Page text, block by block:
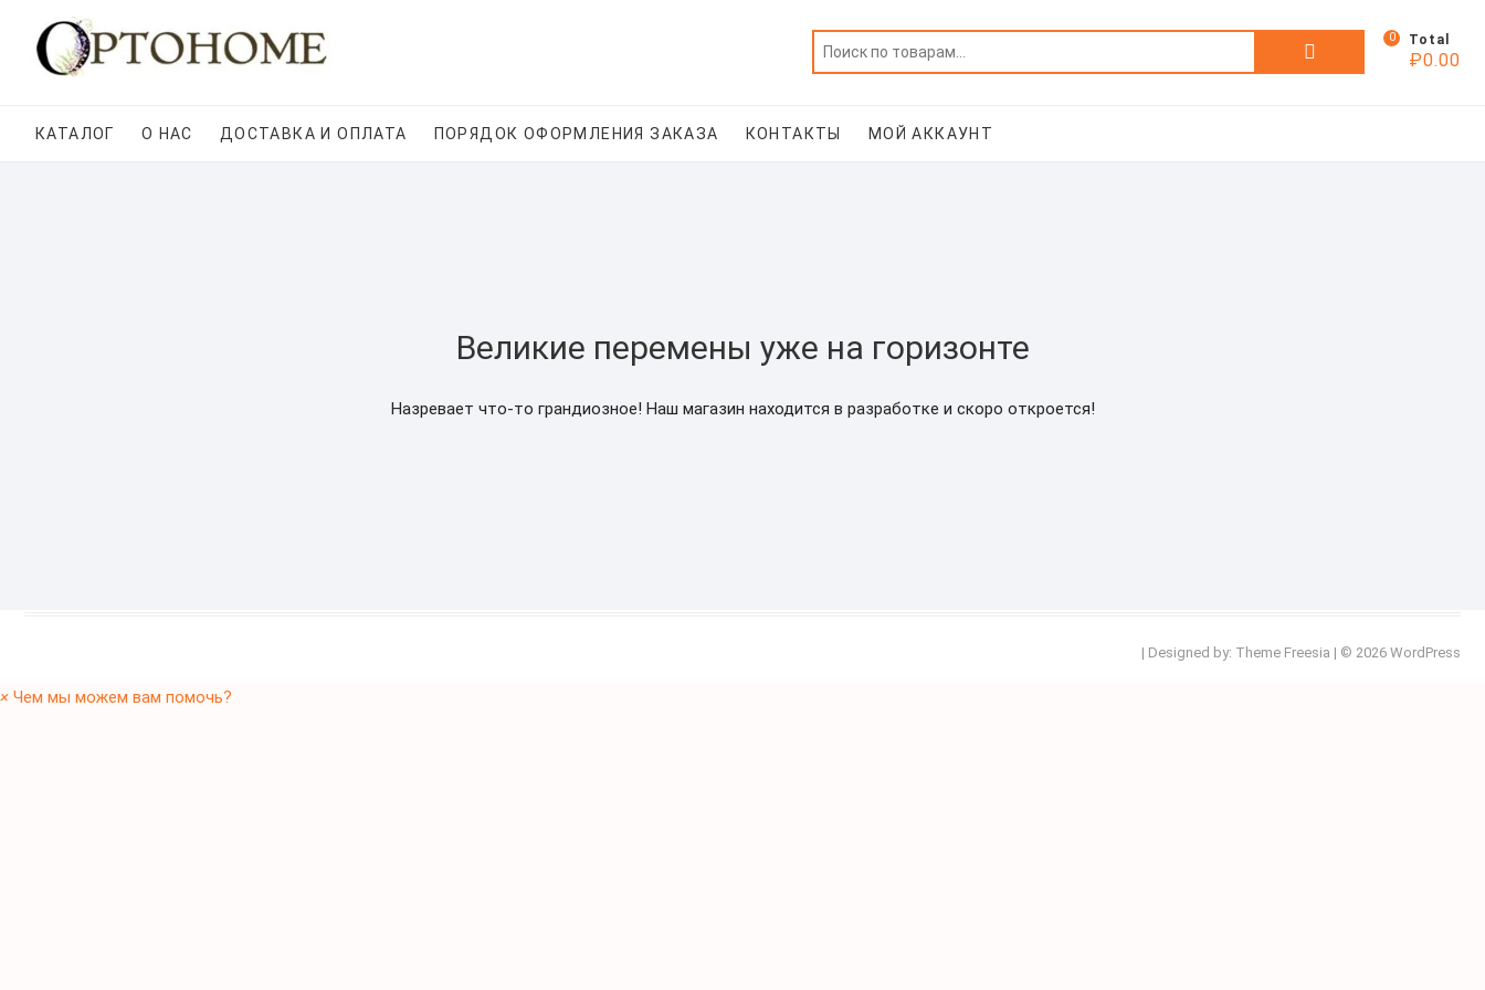
content
Искать: 0 Total
₽0.00
КАТАЛОГ О НАС ДОСТАВКА И ОПЛАТА ПОРЯДОК ОФОРМЛЕНИЯ ЗАКАЗА КОНТАКТЫ МОЙ АККАУНТ
Великие перемены уже на горизонте
Назревает что-то грандиозное! Наш магазин находится в разработке и скоро откроется!
| Designed by: Theme Freesia | © 2026 WordPress
× Чем мы можем вам помочь?